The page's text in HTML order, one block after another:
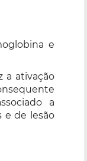
e
a ativação
a
e de lesão